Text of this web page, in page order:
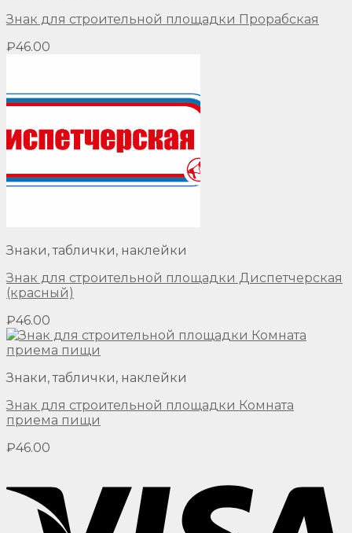
Знак для строительной площадки Прорабская
₽46.00
Знаки, таблички, наклейки
Знак для строительной площадки Диспетчерская
(красный)
₽46.00
Знаки, таблички, наклейки
Знак для строительной площадки Комната
приема пищи
₽46.00